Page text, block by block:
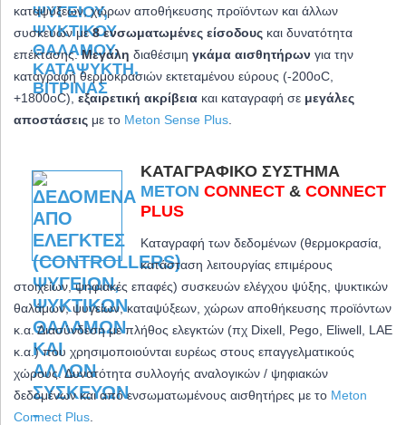
καταψύξεων, χώρων αποθήκευσης προϊόντων και άλλων
συσκευών με8 ενσωματωμένες είσοδους και δυνατότητα
επέκτασης.Μεγάλη διαθέσιμη γκάμα αισθητήρων για την
καταγραφή θερμοκρασιών εκτεταμένου εύρους (-200oC,
+1800oC),εξαιρετική ακρίβεια και καταγραφή σε μεγάλες
αποστάσεις με το Meton Sense Plus
ΚΑΤΑΓΡΑΦΙΚΌ ΣΎΣΤΗΜΑ
METON CONNECT & CONNECT
PLUS
Καταγραφή των δεδομένων (θερμοκρασία,
κατάσταση λειτουργίας επιμέρους
στοιχείων, ψηφιακές επαφές) συσκευών ελέγχου ψύξης, ψυκτικών
θαλάμων, ψυγείων, καταψύξεων, χώρων αποθήκευσης προϊόντων
κ.α. Διασύνδεση με πλήθος ελεγκτών (πχ Dixell, Pego, Eliwell, LAE
κ.α.) που χρησιμοποιούνται ευρέως στους επαγγελματικούς
χώρους. Δυνατότητα συλλογής αναλογικών / ψηφιακών
δεδομένων και από ενσωματωμένους αισθητήρες με το Meton
Connect Plus